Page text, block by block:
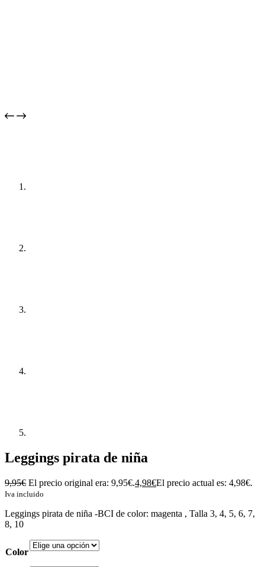
Leggings pirata de niña
9,95€ El precio original era: 9,95€.4,98€El precio actual es: 4,98€.
Iva incluido
Leggings pirata de niña -BCI de color: magenta , Talla 3, 4, 5, 6, 7,
8, 10
Color